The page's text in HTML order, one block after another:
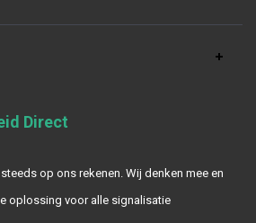
Direct
op ons rekenen. Wij denken mee en
oplossing voor alle signalisatie